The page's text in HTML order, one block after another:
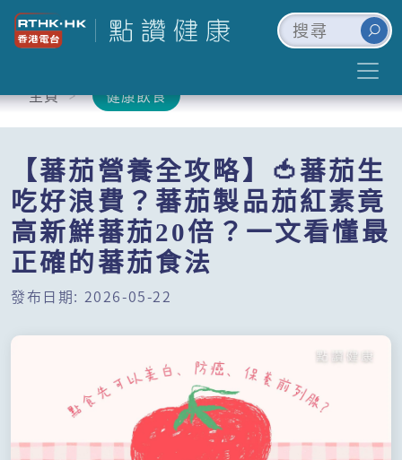
主頁 健康飲食
【蕃茄營養全攻略】🍅蕃茄生
吃好浪費？蕃茄製品茄紅素竟
高新鮮蕃茄20倍？一文看懂最
正確的蕃茄食法
發布日期: 2026-05-22